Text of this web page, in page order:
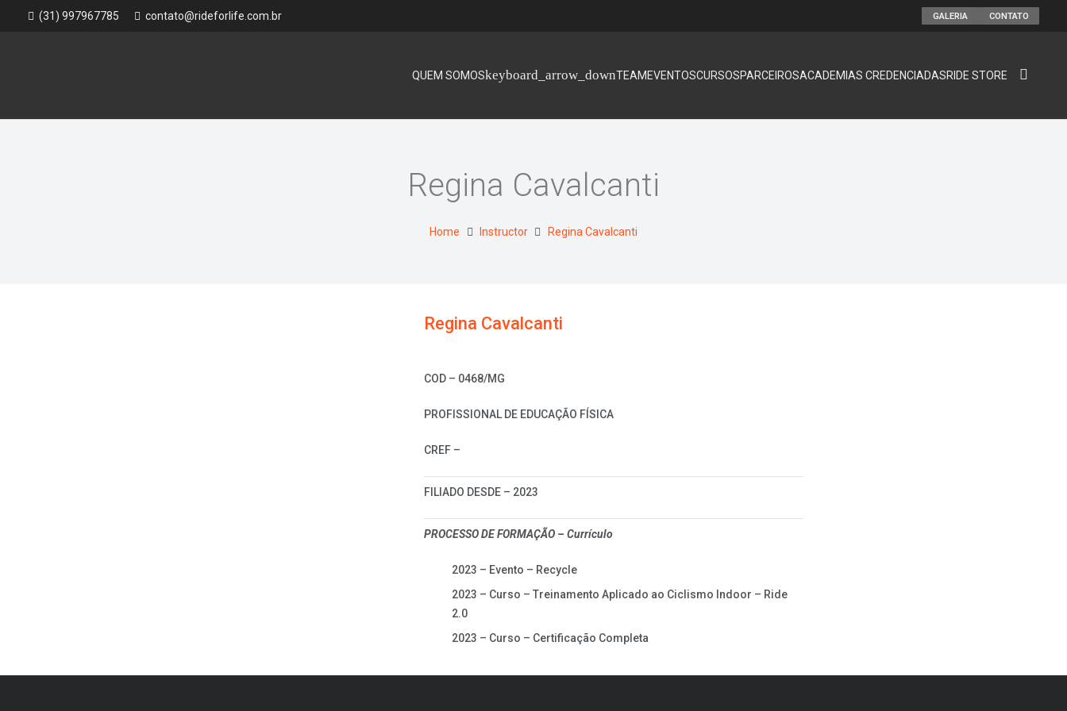
(31) 997967785 contato@rideforlife.com.br GALERIA CONTATO
QUEM SOMOS TEAM EVENTOSCURSOSPARCEIROSACADEMIAS CREDENCIADASRIDE STORE
Regina Cavalcanti
Home Instructor Regina Cavalcanti
Regina Cavalcanti
COD – 0468/MG
PROFISSIONAL DE EDUCAÇÃO FÍSICA
CREF –
FILIADO DESDE – 2023
PROCESSO DE FORMAÇÃO – Currículo
2023 – Evento – Recycle
2023 – Curso – Treinamento Aplicado ao Ciclismo Indoor – Ride
2.0
2023 – Curso – Certificação Completa